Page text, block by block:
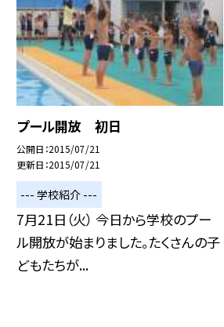
プール開放 初日
公開日 2015/07/21
更新日 2015/07/21
--- 学校紹介 ---
7月21日（火） 今日から学校のプー
ル開放が始まりました。たくさんの子
どもたちが...